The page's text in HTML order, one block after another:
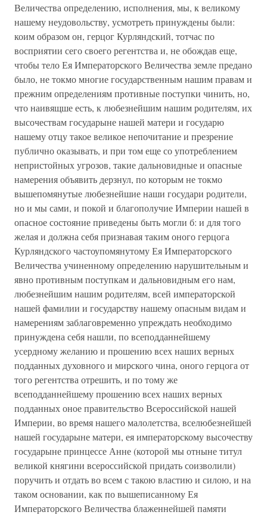
Величества определению, исполнения, мы, к великому
нашему неудовольству, усмотреть принуждены были:
коим образом он, герцог Курляндский, тотчас по
восприятии сего своего регентства и, не обождав еще,
чтобы тело Ея Императорского Величества земле предано
было, не токмо многие государственным нашим правам и
прежним определениям противные поступки чинить, но,
что наивящше есть, к любезнейшим нашим родителям, их
высочествам государыне нашей матери и государю
нашему отцу такое великое непочитание и презрение
публично оказывать, и при том еще со употреблением
непристойных угрозов, такие дальновидные и опасные
намерения объявить дерзнул, по которым не токмо
вышепомянутые любезнейшие наши государи родители,
но и мы сами, и покой и благополучие Империи нашей в
опасное состояние приведены быть могли б: и для того
желая и должна себя признавая таким оного герцога
Курляндского частоупомянутому Ея Императорского
Величества учиненному определению нарушительным и
явно противным поступкам и дальновидным его нам,
любезнейшим нашим родителям, всей императорской
нашей фамилии и государству нашему опасным видам и
намерениям заблаговременно упреждать необходимо
принуждена себя нашли, по всеподданнейшему
усердному желанию и прошению всех наших верных
подданных духовного и мирского чина, оного герцога от
того регентства отрешить, и по тому же
всеподданнейшему прошению всех наших верных
подданных оное правительство Всероссийской нашей
Империи, во время нашего малолетства, вселюбезнейшей
нашей государыне матери, ея императорскому высочеству
государыне принцессе Анне (которой мы отныне титул
великой княгини всероссийской придать соизволили)
поручить и отдать во всем с такою властию и силою, и на
таком основании, как по вышеписанному Ея
Императорского Величества блаженнейшей памяти